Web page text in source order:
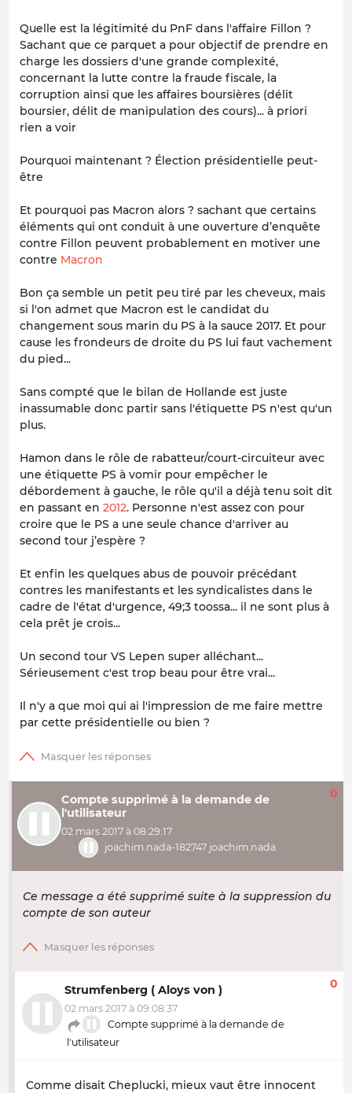
Quelle est la légitimité du PnF dans l'affaire Fillon ?
Sachant que ce parquet a pour objectif de prendre en
charge les dossiers d'une grande complexité,
concernant la lutte contre la fraude fiscale, la
corruption ainsi que les affaires boursières (délit
boursier, délit de manipulation des cours)... à priori
rien a voir
Pourquoi maintenant ? Élection présidentielle peut-
être
Et pourquoi pas Macron alors ? sachant que certains
éléments qui ont conduit à une ouverture d’enquête
contre Fillon peuvent probablement en motiver une
contre Macron
Bon ça semble un petit peu tiré par les cheveux, mais
si l'on admet que Macron est le candidat du
changement sous marin du PS à la sauce 2017. Et pour
cause les frondeurs de droite du PS lui faut vachement
du pied...
Sans compté que le bilan de Hollande est juste
inassumable donc partir sans l'étiquette PS n'est qu'un
plus.
Hamon dans le rôle de rabatteur/court-circuiteur avec
une étiquette PS à vomir pour empêcher le
débordement à gauche, le rôle qu'il a déjà tenu soit dit
en passant en 2012. Personne n'est assez con pour
croire que le PS a une seule chance d'arriver au
second tour j’espère ?
Et enfin les quelques abus de pouvoir précédant
contres les manifestants et les syndicalistes dans le
cadre de l'état d'urgence, 49;3 toossa... il ne sont plus à
cela prêt je crois...
Un second tour VS Lepen super alléchant...
Sérieusement c'est trop beau pour être vrai...
Il n'y a que moi qui ai l'impression de me faire mettre
par cette présidentielle ou bien ?
Compte supprimé à la demande de
l'utilisateur
02 mars 2017 à 08:29:17
joachim.nada-182747 joachim.nada
0
Ce message a été supprimé suite à la suppression du
compte de son auteur
Strumfenberg ( Aloys von )
02 mars 2017 à 09:08:37
Compte supprimé à la demande de
l'utilisateur
0
Comme disait Cheplucki, mieux vaut être innocent